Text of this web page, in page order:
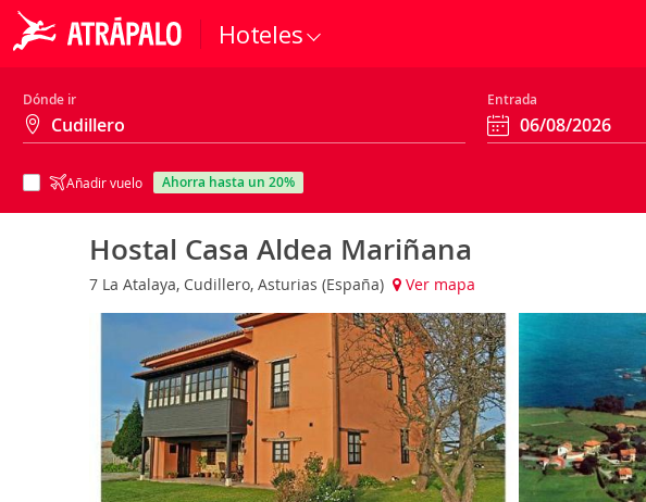
Hoteles
Dónde ir Entrada
Añadir vuelo ahorra hasta un 20%
Hostal Casa Aldea Mariñana
7 La Atalaya, Cudillero, Asturias (España) Ver mapa